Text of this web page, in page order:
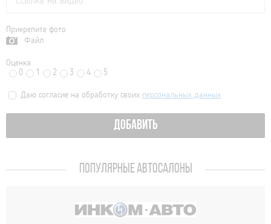
Прикрепите фото
Файл
Оценка
0
1 2 3 4 5
Даю согласие на обработку своих персональных данных
ДОБАВИТЬ
ПОПУЛЯРНЫЕ АВТОСАЛОНЫ